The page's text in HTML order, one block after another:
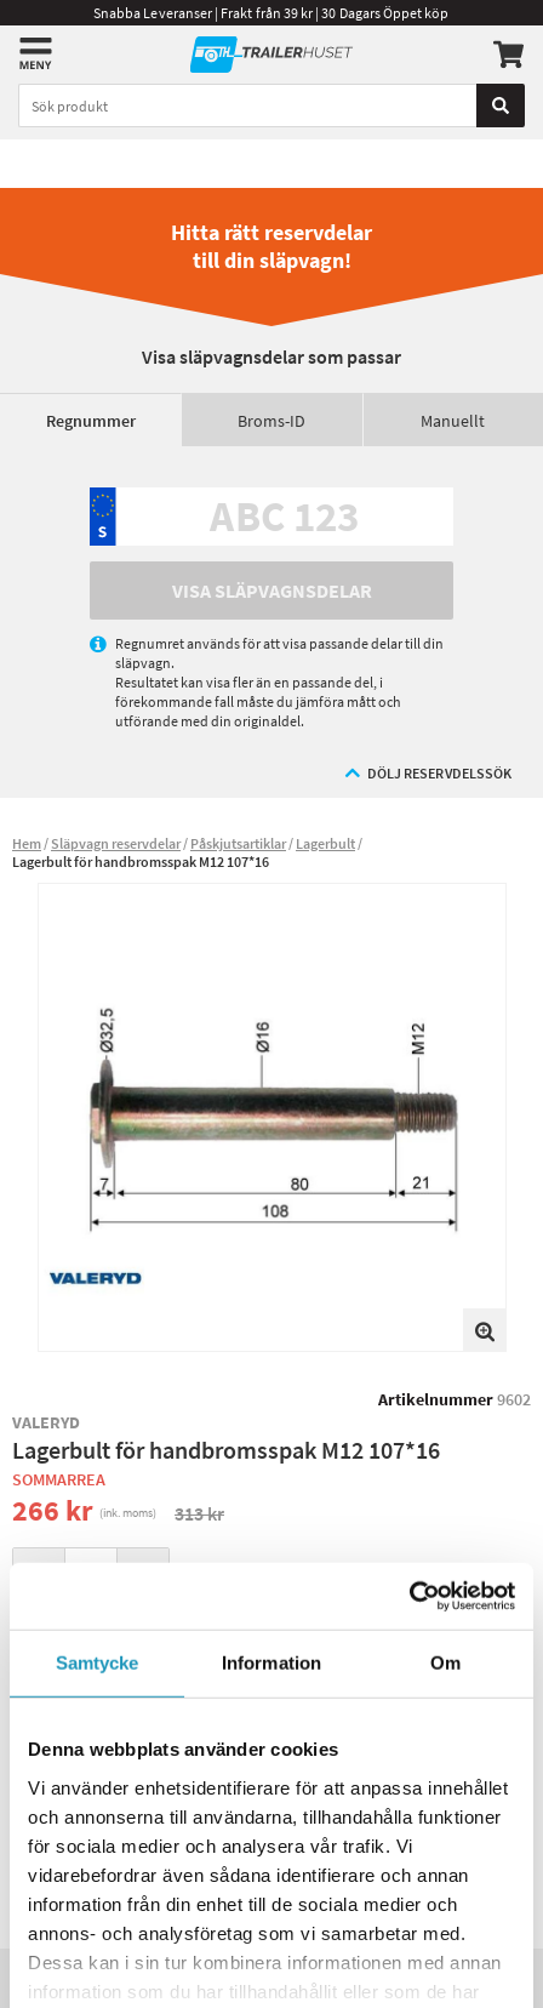
Samtycke Information Om
Denna webbplats använder cookies
Vi använder enhetsidentifierare för att anpassa innehållet
och annonserna till användarna, tillhandahålla funktioner
för sociala medier och analysera vår trafik. Vi
vidarebefordrar även sådana identifierare och annan
information från din enhet till de sociala medier och
annons- och analysföretag som vi samarbetar med.
Dessa kan i sin tur kombinera informationen med annan
information som du har tillhandahållit eller som de har
Snabba Leveranser | Frakt från 39 kr | 30 Dagars Öppet köp
Hitta rätt reservdelar
till din släpvagn!
Visa släpvagnsdelar som passar
Regnummer Broms-ID Manuellt
VISA SLÄPVAGNSDELAR
Regnumret används för att visa passande delar till din
släpvagn.
Resultatet kan visa fler än en passande del, i
förekommande fall måste du jämföra mått och
utförande med din originaldel.
DÖLJ RESERVDELSSÖK
Hem Släpvagn reservdelar Påskjutsartiklar Lagerbult
Lagerbult för handbromsspak M12 107*16
Artikelnummer9602
VALERYD
Lagerbult för handbromsspak M12 107*16
SOMMARREA
266 kr (ink. moms) 313 kr
+
ONLINELAGER
BESTÄLLNINGSVARA
BUTIKSLAGER 0 I LAGER
Lägsta pris de senaste 30-dagarna: 266 kr
Leverans- & Returinformation
Spara produkt
Frågor om produkten?
Produktinformation